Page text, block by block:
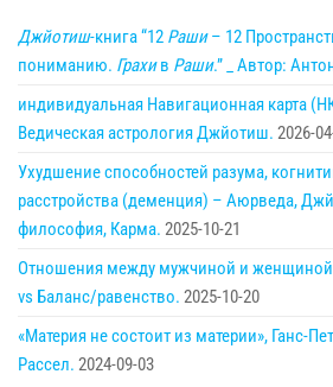
Джйотиш-книга “12 Раши– 12
пониманию. Грахив Раши.” _ Автор:
индивидуальная Навигационная карта
Ведическая астрология Джйотиш. 2026-
Ухудшение способностей разума,
расстройства (деменция) – Аюрведа,
философия, Карма. 2025-10-21
Отношения между мужчиной и
vs Баланс/равенство. 2025-10-20
«Материя не состоит из материи», Ганс-
Рассел. 2024-09-03